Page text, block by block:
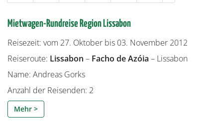
Mietwagen-Rundreise Region Lissabon
Reisezeit: vom 27. Oktober bis 03. November 2012
Reiseroute: Lissabon – Facho de Azóia – Lissabon
Name: Andreas Gorks
Anzahl der Reisenden: 2
Mehr >